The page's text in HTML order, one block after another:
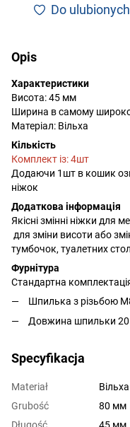
Do ulubionych
Opis
Характеристики
Висота: 45 мм
Ширина в самому
Матеріал: Вільха
Кількість
Комплект із: 4шт
Додаючи 1шт в кошик
ніжок
Додаткова інформація
Якісні змінні ніжки для
для зміни висоти або
тумбочок, туалетних
Фурнітура
Стандартна
Шпилька з різьбою
Довжина шпильки
Specyfikacja
Materiał
Вільха
Grubość
80 мм